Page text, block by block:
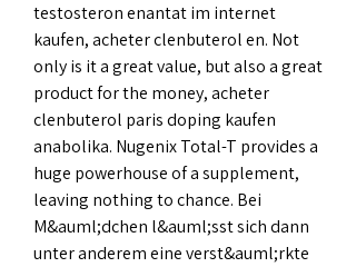
testosteron enantat im internet
kaufen, acheter clenbuterol en. Not
only is it a great value, but also a great
product for the money, acheter
clenbuterol paris doping kaufen
anabolika. Nugenix Total-T provides a
huge powerhouse of a supplement,
leaving nothing to chance. Bei
M&auml;dchen l&auml;sst sich dann
unter anderem eine verst&auml;rkte